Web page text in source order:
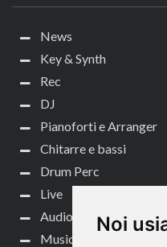
Noi
News
Key & Synth
Rec
DJ
Pianoforti e Arranger
Chitarre e bassi
Drum Perc
Live
Audio per video
Music Life